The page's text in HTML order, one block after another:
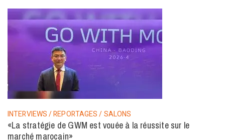
INTERVIEWS / REPORTAGES / SALONS
«La stratégie de GWM est vouée à la réussite sur le
marché marocain»